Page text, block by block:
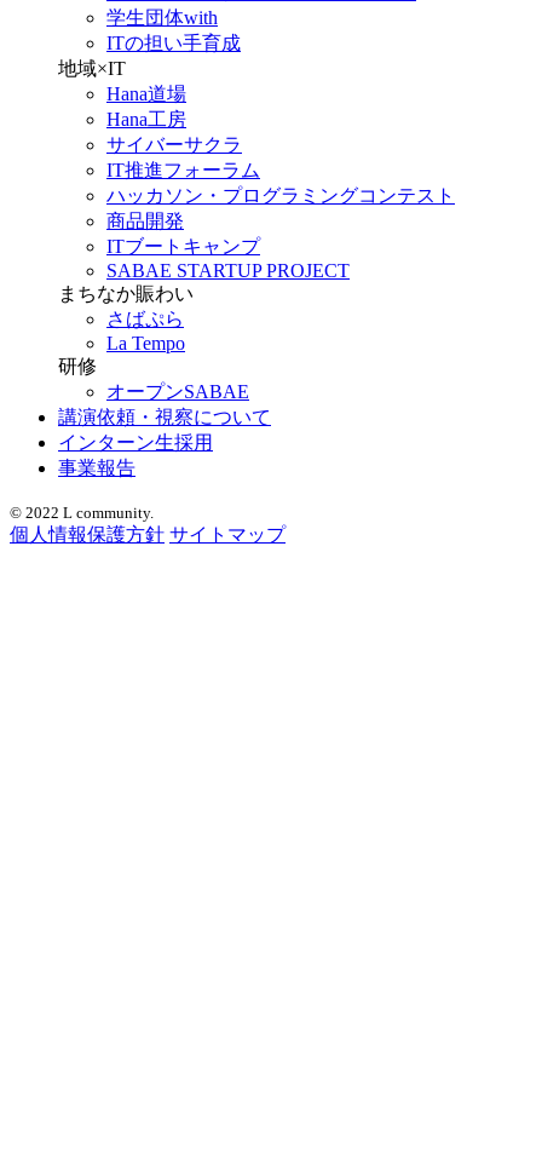
学生団体with
ITの担い手育成
地域×IT
Hana道場
Hana工房
サイバーサクラ
IT推進フォーラム
ハッカソン・プログラミングコンテスト
商品開発
ITブートキャンプ
SABAE STARTUP PROJECT
まちなか賑わい
さばぷら
La Tempo
研修
オープンSABAE
講演依頼・視察について
インターン生採用
事業報告
© 2022 L community.
個人情報保護方針 サイトマップ